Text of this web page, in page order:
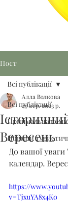
Пост
Всі публікації
Приймальна
Новини
Всі публікації
Вересень
Алла Волкова
29 вер. 2023 р.
До вашої
календар.
https://
v=TjxuYA8x4K0